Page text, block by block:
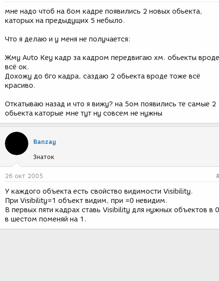
и
я
мне надо чтоб на 6ом кадре появились 2 новых обьекта,
каторых на предыдущих 5 небыло.
Что я делаю и у меня не получается:
Жму Auto Key кадр за кадром передвигаю хм. обьекты вроде
всё ок.
Дохожу до 6го кадра, саздаю 2 обьекта вроде тоже всё
красиво.
Откатываю назад и что я вижу? на 5ом появились те самые 2
обьекта каторые мне тут ну совсем не нужны
Banzay
Знаток
26 окт 2005
У каждого объекта есть свойство видимости Visibility.
При Visibility=1 объект видим, при =0 невидим.
В первых пяти кадрах ставь Visibility для нужных объектов в
в шестом поменяй на 1.